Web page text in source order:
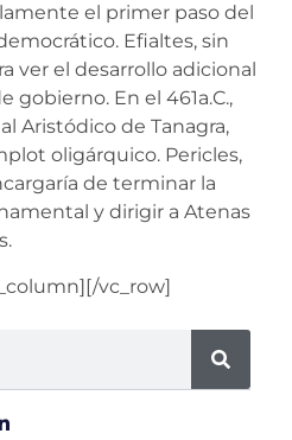
el primer paso del
Efialtes, sin
ver el desarrollo adicional
gobierno. En el 461a.C.,
Aristódico de Tanagra,
oligárquico. Pericles,
de terminar la
y dirigir a Atenas
vc_row]